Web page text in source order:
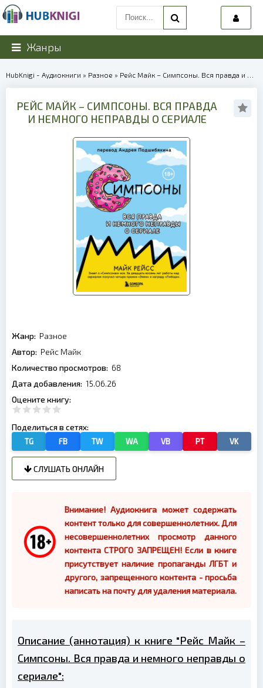
Жанры
HubKnigi - Аудиокниги » Разное » Рейс Майк – Симпсоны. Вся правда и немного неправды о сериале | 40163
РЕЙС МАЙК – СИМПСОНЫ. ВСЯ ПРАВДА
И НЕМНОГО НЕПРАВДЫ О СЕРИАЛЕ
Жанр: Разное
Автор: Рейс Майк
Количество просмотров: 68
Дата добавления: 15.06.26
Оцените книгу:
Поделиться в сетях:
TG FB TW WA VB PT VK
СЛУШАТЬ ОНЛАЙН
Внимание! Аудиокнига может содержать
контент только для совершеннолетних. Для
несовершеннолетних просмотр данного
контента СТРОГО ЗАПРЕЩЕН! Если в книге
присутствует наличие пропаганды ЛГБТ и
другого, запрещенного контента - просьба
написать на почту для удаления материала.
Описание (аннотация) к книге "Рейс Майк –
Симпсоны. Вся правда и немного неправды о
сериале":